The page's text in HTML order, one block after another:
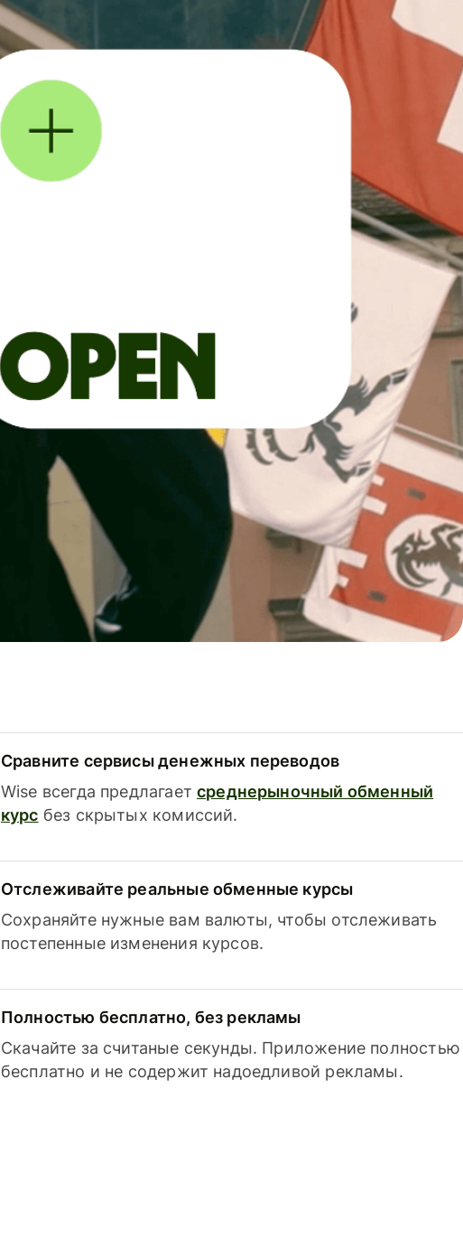
Сравните сервисы денежных переводов
Wise всегда предлагаетсреднерыночный обменный
курс без скрытых комиссий.
Отслеживайте реальные обменные курсы
Сохраняйте нужные вам валюты, чтобы отслеживать
постепенные изменения курсов.
Полностью бесплатно, без рекламы
Скачайте за считаные секунды. Приложение полностью
бесплатно и не содержит надоедливой рекламы.